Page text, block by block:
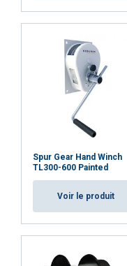
Spur Gear Hand Winch
TL300-600 Painted
Voir le produit